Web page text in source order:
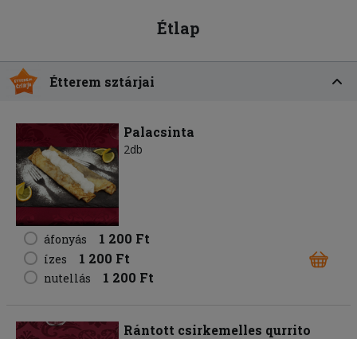
Étlap
Étterem sztárjai
Palacsinta
2db
áfonyás 1 200 Ft
ízes 1 200 Ft
nutellás 1 200 Ft
Rántott csirkemelles qurrito